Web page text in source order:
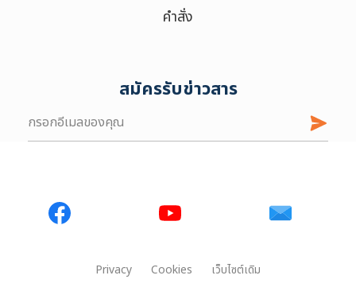
คำสั่ง
สมัครรับข่าวสาร
Privacy Cookies เว็บไซต์เดิม